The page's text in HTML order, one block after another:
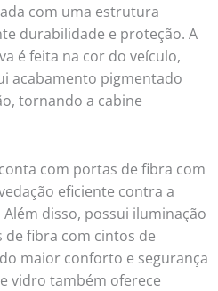
com uma estrutura
durabilidade e proteção. A
é feita na cor do veículo,
acabamento pigmentado
tornando a cabine
com portas de fibra com
eficiente contra a
disso, possui iluminação
de fibra com cintos de
maior conforto e segurança
vidro também oferece